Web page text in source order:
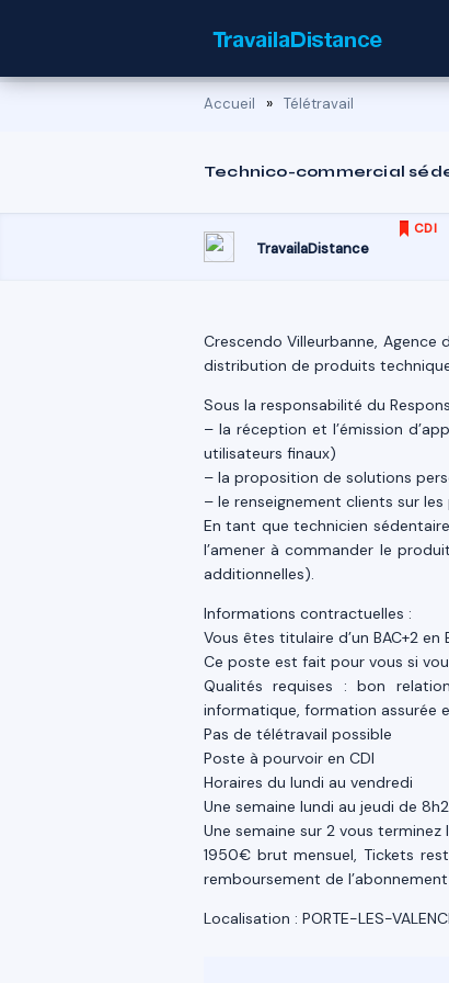
Accueil » Télétravail
Technico-commercial
TravailaDistance
CDI
Crescendo Villeurbanne, Agence
distribution de produits
Sous la responsabilité du
– la réception et l’émission
utilisateurs finaux)
– la proposition de solutions
– le renseignement clients sur
En tant que technicien
l’amener à commander le
additionnelles).
Informations contractuelles :
Vous êtes titulaire d’un BAC+2
Ce poste est fait pour vous si
Qualités requises : bon
informatique, formation assurée
Pas de télétravail possible
Poste à pourvoir en CDI
Horaires du lundi au vendredi
Une semaine lundi au jeudi de
Une semaine sur 2 vous terminez
1950€ brut mensuel, Tickets
remboursement de
Localisation : PORTE-LES-